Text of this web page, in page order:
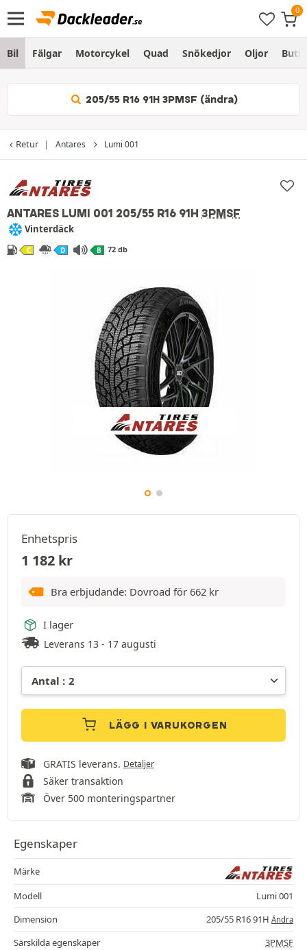
Bil Fälgar Motorcykel Quad Snökedjor Oljor Butik
205/55 R16 91H 3PMSF (ändra)
Retur Antares Lumi 001
ANTARES LUMI 001 205/55 R16 91H 3PMSF
Vinterdäck
C D B 72 db
Enhetspris
1 182 kr
Bra erbjudande: Dovroad för 662 kr
I lager
Leverans 13 - 17 augusti
LÄGG I VARUKORGEN
GRATIS leverans. Detaljer
Säker transaktion
Över 500 monteringspartner
Egenskaper
Märke
Modell
Lumi 001
Dimension
205/55 R16 91H Ändra
Särskilda egenskaper
3PMSF